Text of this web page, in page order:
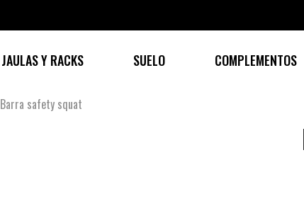
JAULAS Y RACKS SUELO COMPLEMENTOS
Barra safety squat